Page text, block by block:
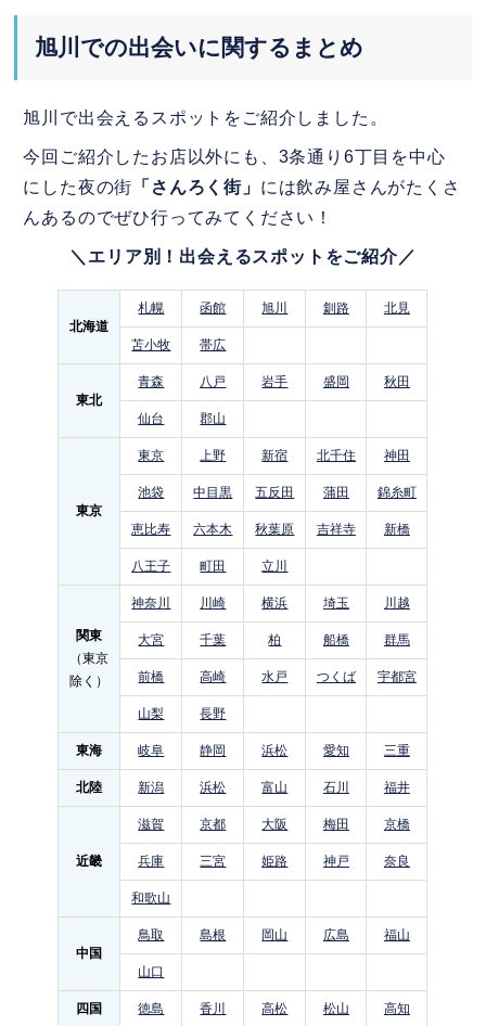
旭川での出会いに関するまとめ
旭川で出会えるスポットをご紹介しました。
今回ご紹介したお店以外にも、3条通り6丁目を中心
にした夜の街 「さんろく街」 には飲み屋さんがたくさ
んあるのでぜひ行ってみてください！
＼エリア別！出会えるスポットをご紹介／
北海道
札幌 函館 旭川 釧路 北見
苫小牧 帯広
東北
青森 八戸 岩手 盛岡 秋田
仙台 郡山
東京
東京 上野 新宿 北千住 神田
池袋 中目黒 五反田 蒲田 錦糸町
恵比寿 六本木 秋葉原 吉祥寺 新橋
八王子 町田 立川
関東
（東京
除く）
神奈川 川崎 横浜 埼玉 川越
大宮 千葉 柏 船橋 群馬
前橋 高崎 水戸 つくば 宇都宮
山梨 長野
東海 岐阜 静岡 浜松 愛知 三重
北陸 新潟 浜松 富山 石川 福井
近畿
滋賀 京都 大阪 梅田 京橋
兵庫 三宮 姫路 神戸 奈良
和歌山
中国
鳥取 島根 岡山 広島 福山
山口
四国 徳島 香川 高松 松山 高知